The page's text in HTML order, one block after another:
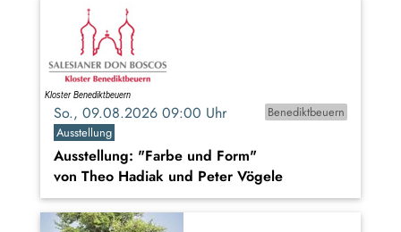
So., 09.08.2026 09:00 Uhr
Benediktbeuern
Ausstellung
Ausstellung: "Farbe und Form"
von Theo Hadiak und Peter Vögele